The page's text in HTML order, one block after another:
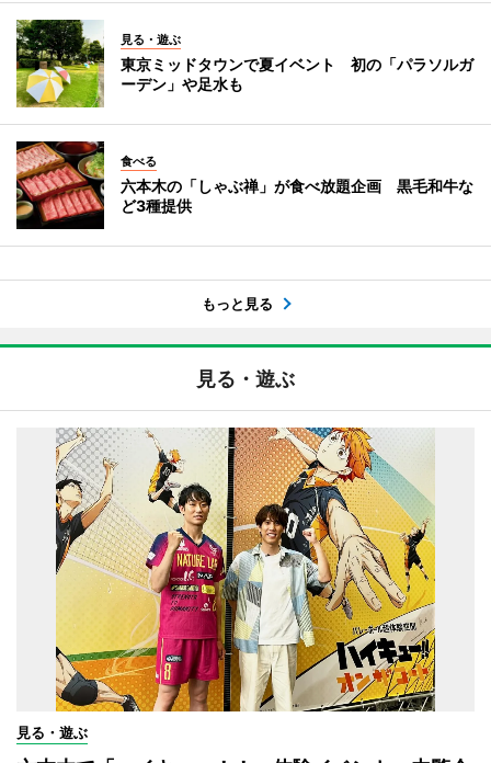
見る・遊ぶ
東京ミッドタウンで夏イベント 初の「パラソルガ
ーデン」や足水も
食べる
六本木の「しゃぶ禅」が食べ放題企画 黒毛和牛な
ど3種提供
もっと見る
見る・遊ぶ
見る・遊ぶ